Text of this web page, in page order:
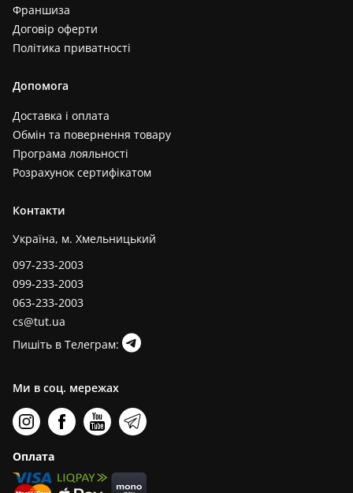
Франшиза
Договір оферти
Політика приватності
Допомога
Доставка і оплата
Обмін та повернення товару
Програма лояльності
Розрахунок сертифікатом
Контакти
Україна, м. Хмельницький
097-233-2003
099-233-2003
063-233-2003
cs@tut.ua
Пишіть в Телеграм:
Ми в соц. мережах
Оплата